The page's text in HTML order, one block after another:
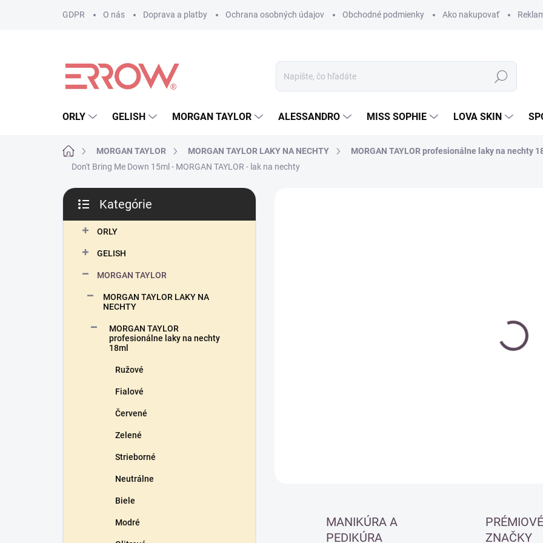
GDPR O nás Doprava a platby Ochrana osobných údajov Obchodné podmienky Ako nakupovať
Hľadať
ORLY GELISH MORGAN TAYLOR ALESSANDRO MISS SOPHIE LOVA SKIN
DomovMORGAN TAYLOR MORGAN TAYLOR LAKY NA NECHTY MORGAN TAYLOR profesionálne laky na nechty
Don't Bring Me Down 15ml - MORGAN TAYLOR - lak na nechty
B
č
kategórie
Kategórie
ORLY
GELISH
MORGAN TAYLOR
MORGAN TAYLOR LAKY NA
NECHTY
MORGAN TAYLOR
profesionálne laky na nechty
18ml
Ružové
Fialové
Červené
Zelené
Strieborné
Neutrálne
Biele
Modré
MANIKÚRA A
PEDIKÚRA
PRÉMIOVÉ
ZNAČKY